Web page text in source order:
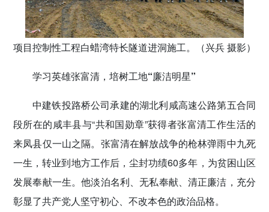
项目控制性工程白蜡湾特长隧道进洞施工。（兴兵 摄影）
学习英雄张富清，培树工地“廉洁明星”
中建铁投路桥公司承建的湖北利咸高速公路第五合同
段所在的咸丰县与“共和国勋章”获得者张富清工作生活的
来凤县仅一山之隔。张富清在解放战争的枪林弹雨中九死
一生，转业到地方工作后，尘封功绩60多年，为贫困山区
发展奉献一生。他淡泊名利、无私奉献、清正廉洁，充分
彰显了共产党人坚守初心、不改本色的政治品格。